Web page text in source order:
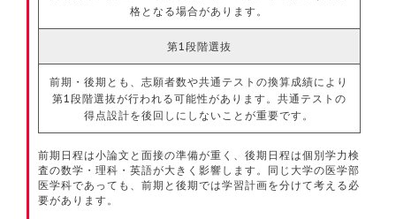
格となる場合があります。
第1段階選抜
前期・後期とも、志願者数や共通テストの換算成績により
第1段階選抜が行われる可能性があります。共通テストの
得点設計を後回しにしないことが重要です。
前期日程は小論文と面接の準備が重く、後期日程は個別学力検
査の数学・理科・英語が大きく影響します。同じ大学の医学部
医学科であっても、前期と後期では学習計画を分けて考える必
要があります。